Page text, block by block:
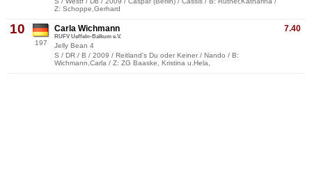
Z: Schoppe,Gerhard
10
197
7.40
Carla Wichmann
RUFV Ueffeln-Balkum e.V.
Jelly Bean 4
S / DR / B / 2009 / Reitland's Du oder Keiner / Nando / B:
Wichmann,Carla / Z: ZG Baaske, Kristina u.Hela,